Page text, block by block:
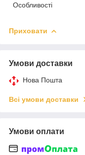
Особливості
Приховати
Умови доставки
Нова Пошта
Всі умови доставки
Умови оплати